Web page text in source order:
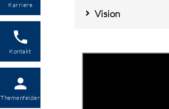
Karriere
phone
Kontakt
person
Themenfelder
Vision